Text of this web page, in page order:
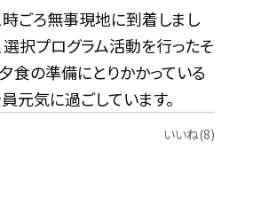
時ごろ無事現地に到着しまし
選択プログラム活動を行ったそ
夕食の準備にとりかかっている
元気に過ごしています。
いいね(8)